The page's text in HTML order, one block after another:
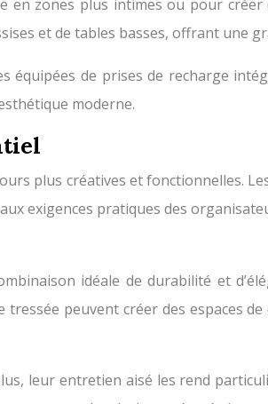
zones plus intimes ou pour créer
et de tables basses, offrant une
équipées de prises de recharge
moderne.
plus créatives et fonctionnelles.
exigences pratiques des
idéale de durabilité et
peuvent créer des espaces
leur entretien aisé les rend